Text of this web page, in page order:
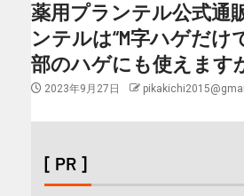
薬用プランテル公式通
ンテルは“M字ハゲだけ
部のハゲにも使えます
2023年9月27日
[ PR ]